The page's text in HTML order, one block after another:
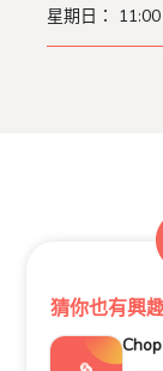
星期日：
猜你也有興